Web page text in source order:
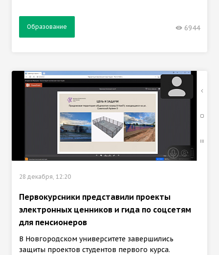
Образование 6944
28 декабря, 12:20
Первокурсники представили проекты
электронных ценников и гида по соцсетям
для пенсионеров
В Новгородском университете завершились
защиты проектов студентов первого курса.